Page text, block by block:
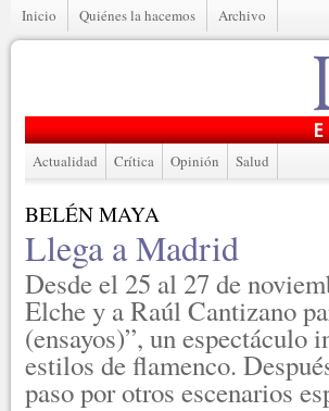
Inicio Quiénes la hacemos Archivo
Actualidad Crítica Opinión Salud
BELÉN MAYA
Llega a Madrid
Desde el 25 al 27 de
Elche y a Raúl Cantizano
(ensayos)”, un espectáculo
estilos de flamenco.
paso por otros escenarios